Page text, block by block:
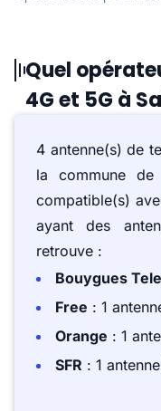
Quel
4G et 5G à
4 antenne(s) de
la commune de
compatible(s)
ayant des
retrouve :
Bouygues
Free : 1
Orange : 1
SFR : 1